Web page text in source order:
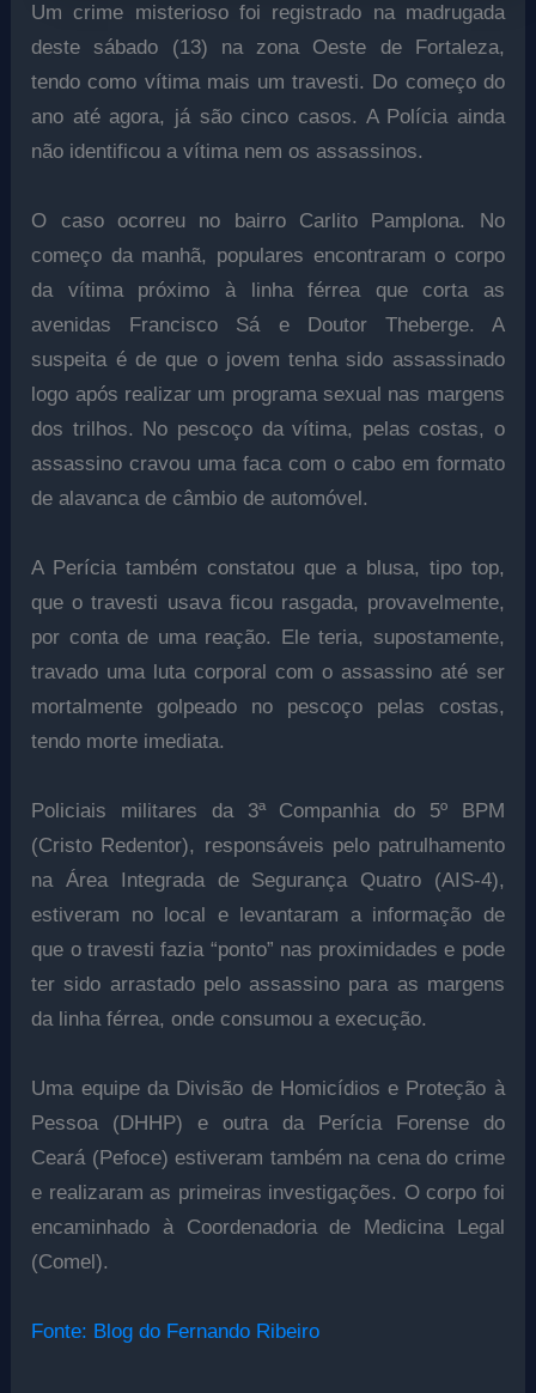
Um crime misterioso foi registrado na madrugada
deste sábado (13) na zona Oeste de Fortaleza,
tendo como vítima mais um travesti. Do começo do
ano até agora, já são cinco casos. A Polícia ainda
não identificou a vítima nem os assassinos.
O caso ocorreu no bairro Carlito Pamplona. No
começo da manhã, populares encontraram o corpo
da vítima próximo à linha férrea que corta as
avenidas Francisco Sá e Doutor Theberge. A
suspeita é de que o jovem tenha sido assassinado
logo após realizar um programa sexual nas margens
dos trilhos. No pescoço da vítima, pelas costas, o
assassino cravou uma faca com o cabo em formato
de alavanca de câmbio de automóvel.
A Perícia também constatou que a blusa, tipo top,
que o travesti usava ficou rasgada, provavelmente,
por conta de uma reação. Ele teria, supostamente,
travado uma luta corporal com o assassino até ser
mortalmente golpeado no pescoço pelas costas,
tendo morte imediata.
Policiais militares da 3ª Companhia do 5º BPM
(Cristo Redentor), responsáveis pelo patrulhamento
na Área Integrada de Segurança Quatro (AIS-4),
estiveram no local e levantaram a informação de
que o travesti fazia “ponto” nas proximidades e pode
ter sido arrastado pelo assassino para as margens
da linha férrea, onde consumou a execução.
Uma equipe da Divisão de Homicídios e Proteção à
Pessoa (DHHP) e outra da Perícia Forense do
Ceará (Pefoce) estiveram também na cena do crime
e realizaram as primeiras investigações. O corpo foi
encaminhado à Coordenadoria de Medicina Legal
(Comel).
Fonte: Blog do Fernando Ribeiro